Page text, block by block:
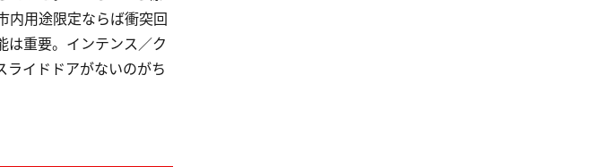
内用途限定ならば衝突回
は重要。インテンス／ク
ライドドアがないのがち